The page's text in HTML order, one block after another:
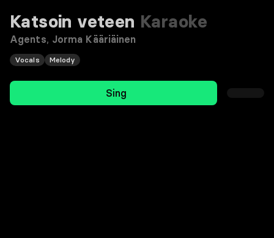
Katsoin veteen Karaoke
Agents, Jorma Kääriäinen
Vocals Melody
Sing